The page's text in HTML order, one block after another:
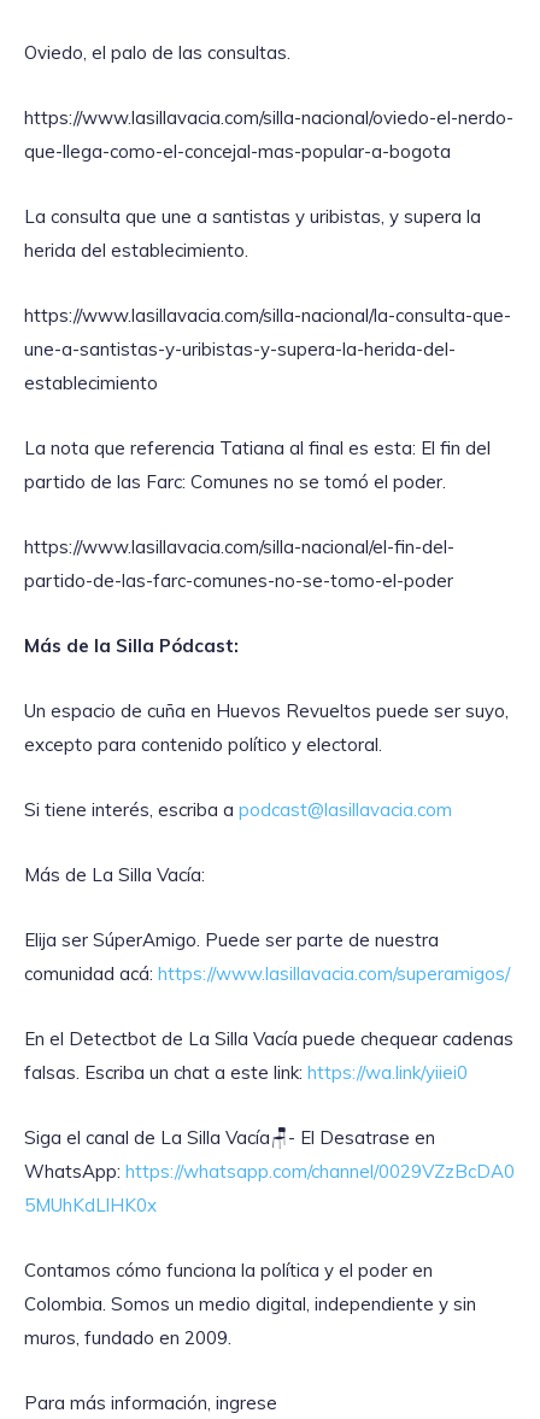
Oviedo, el palo de las consultas.
https://www.lasillavacia.com/silla-nacional/oviedo-el-nerdo-
que-llega-como-el-concejal-mas-popular-a-bogota
La consulta que une a santistas y uribistas, y supera la
herida del establecimiento.
https://www.lasillavacia.com/silla-nacional/la-consulta-que-
une-a-santistas-y-uribistas-y-supera-la-herida-del-
establecimiento
La nota que referencia Tatiana al final es esta: El fin del
partido de las Farc: Comunes no se tomó el poder.
https://www.lasillavacia.com/silla-nacional/el-fin-del-
partido-de-las-farc-comunes-no-se-tomo-el-poder
Más de la Silla Pódcast:
Un espacio de cuña en Huevos Revueltos puede ser suyo,
excepto para contenido político y electoral.
Si tiene interés, escriba a podcast@lasillavacia.com
Más de La Silla Vacía:
Elija ser SúperAmigo. Puede ser parte de nuestra
comunidad acá: https://www.lasillavacia.com/superamigos/
En el Detectbot de La Silla Vacía puede chequear cadenas
falsas. Escriba un chat a este link: https://wa.link/yiiei0
‎Siga el canal de La Silla Vacía🪑- El Desatrase en
WhatsApp: https://whatsapp.com/channel/0029VZzBcDA0
5MUhKdLlHK0x
Contamos cómo funciona la política y el poder en
Colombia. Somos un medio digital, independiente y sin
muros, fundado en 2009.
Para más información, ingrese